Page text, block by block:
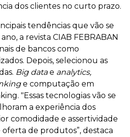
dos clientes no curto prazo.
tendências que vão se
a revista CIAB FEBRABAN
de bancos como
Depois, selecionou as
Big datae analytics,
e computação em
"Essas tecnologias vão se
a experiência dos
comodidade e assertividade
de produtos”, destaca